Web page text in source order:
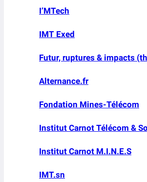
I’MTech
IMT Exed
Futur, ruptures & impacts
Alternance.fr
Fondation Mines-Télécom
Institut Carnot Télécom &
Institut Carnot M.I.N.E.S
IMT.sn